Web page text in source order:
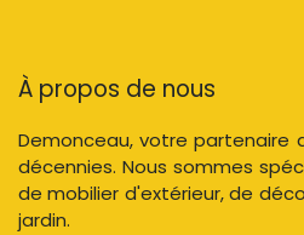
À propos de nous
Demonceau, votre partenaire
décennies. Nous sommes
de mobilier d'extérieur, de
jardin.